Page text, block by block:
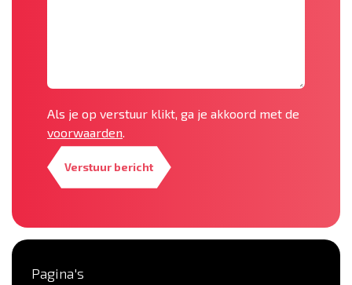
Als je op verstuur klikt, ga je akkoord met de
voorwaarden.
Verstuur bericht
Pagina's